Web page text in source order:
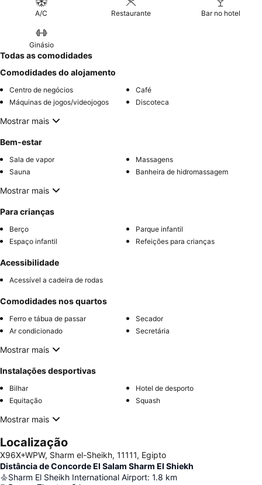
A/C Restaurante Bar no hotel
Ginásio
Todas as comodidades
Comodidades do alojamento
Centro de negócios
Café
Máquinas de jogos/videojogos
Discoteca
Mostrar mais
Bem-estar
Sala de vapor
Massagens
Sauna
Banheira de hidromassagem
Mostrar mais
Para crianças
Berço
Parque infantil
Espaço infantil
Refeições para crianças
Acessibilidade
Acessível a cadeira de rodas
Comodidades nos quartos
Ferro e tábua de passar
Secador
Ar condicionado
Secretária
Mostrar mais
Instalações desportivas
Bilhar
Hotel de desporto
Equitação
Squash
Mostrar mais
Localização
X96X+WPW, Sharm el-Sheikh, 11111, Egipto
Distância de Concorde El Salam Sharm El Shiekh
Sharm El Sheikh International Airport: 1.8 km